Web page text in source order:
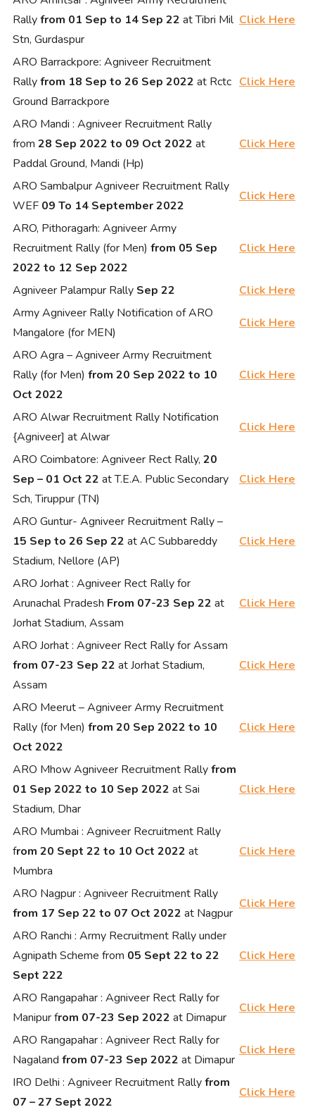
Rallyfrom 01 Sep to 14 Sep 22 at Tibri Mil
Stn, Gurdaspur
Click Here
ARO Barrackpore: Agniveer Recruitment
Rallyfrom 18 Sep to 26 Sep 2022 at Rctc
Ground Barrackpore
Click Here
ARO Mandi : Agniveer Recruitment Rally
from 28 Sep 2022 to 09 Oct 2022 at
Paddal Ground, Mandi (Hp)
Click Here
ARO Sambalpur Agniveer Recruitment Rally
WEF 09 To 14 September 2022
Click Here
ARO, Pithoragarh: Agniveer Army
Recruitment Rally (for Men) from 05 Sep
2022 to 12 Sep 2022
Click Here
Agniveer Palampur Rally Sep 22
Click Here
Army Agniveer Rally Notification of ARO
Mangalore (for MEN)
Click Here
ARO Agra – Agniveer Army Recruitment
Rally (for Men) from 20 Sep 2022 to 10
Oct 2022
Click Here
ARO Alwar Recruitment Rally Notification
{Agniveer] at Alwar
Click Here
ARO Coimbatore: Agniveer Rect Rally, 20
Sep – 01 Oct 22 at T.E.A. Public Secondary
Sch, Tiruppur (TN)
Click Here
ARO Guntur- Agniveer Recruitment Rally –
15 Sep to 26 Sep 22 at AC Subbareddy
Stadium, Nellore (AP)
Click Here
ARO Jorhat : Agniveer Rect Rally for
Arunachal Pradesh From 07-23 Sep 22 at
Jorhat Stadium, Assam
Click Here
ARO Jorhat : Agniveer Rect Rally for Assam
from 07-23 Sep 22 at Jorhat Stadium,
Assam
Click Here
ARO Meerut – Agniveer Army Recruitment
Rally (for Men) from 20 Sep 2022 to 10
Oct 2022
Click Here
ARO Mhow Agniveer Recruitment Rallyfrom
01 Sep 2022 to 10 Sep 2022 at Sai
Stadium, Dhar
Click Here
ARO Mumbai : Agniveer Recruitment Rally
from 20 Sept 22 to 10 Oct 2022 at
Mumbra
Click Here
ARO Nagpur : Agniveer Recruitment Rally
from 17 Sep 22 to 07 Oct 2022 at Nagpur
Click Here
ARO Ranchi : Army Recruitment Rally under
Agnipath Scheme from 05 Sept 22 to 22
Sept 222
Click Here
ARO Rangapahar : Agniveer Rect Rally for
Manipur from 07-23 Sep 2022 at Dimapur
Click Here
ARO Rangapahar : Agniveer Rect Rally for
Nagaland from 07-23 Sep 2022 at Dimapur
Click Here
IRO Delhi : Agniveer Recruitment Rallyfrom
07 – 27 Sept 2022
Click Here